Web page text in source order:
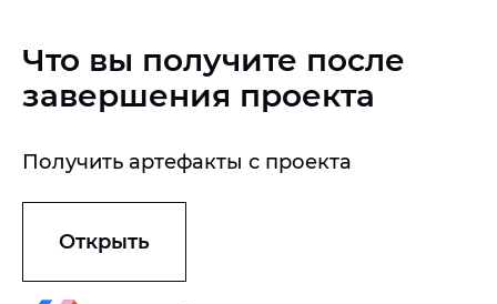
Что вы получите после
завершения проекта
Получить артефакты с проекта
Открыть